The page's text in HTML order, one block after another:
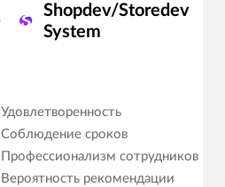
Shopdev/Storedev
System
Удовлетворенность
Соблюдение сроков
Профессионализм сотрудников
Вероятность рекомендации